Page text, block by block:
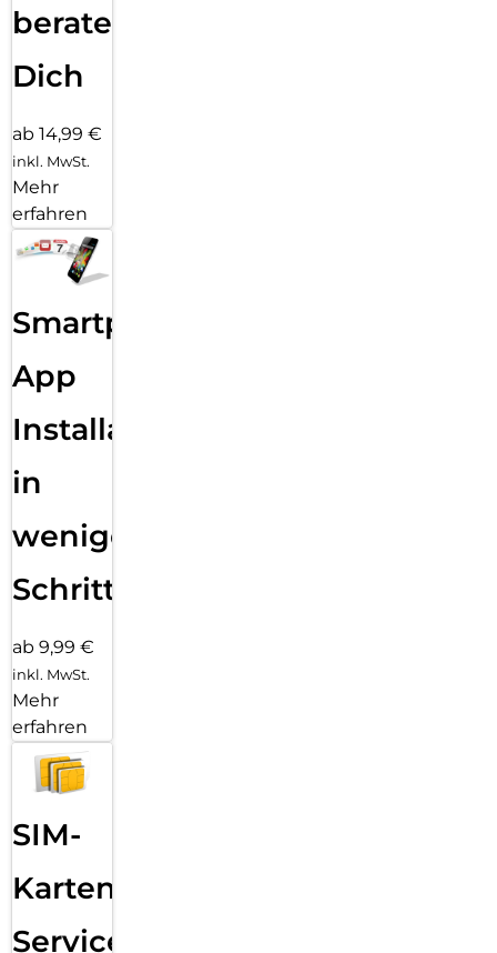
beraten
Dich
ab 14,99 €
inkl. MwSt.
Mehr
erfahren
Smartphone
App
Installation
in
wenigen
Schritten
ab 9,99 €
inkl. MwSt.
Mehr
erfahren
SIM-
Karten
Service: